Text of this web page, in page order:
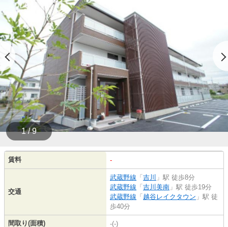
1 / 9
賃料 -
交通
武蔵野線 「吉川 」駅 徒歩8分
武蔵野線 「吉川美南 」駅 徒歩19分
武蔵野線 「越谷レイクタウン 」駅 徒
歩40分
間取り(面積) -(-)